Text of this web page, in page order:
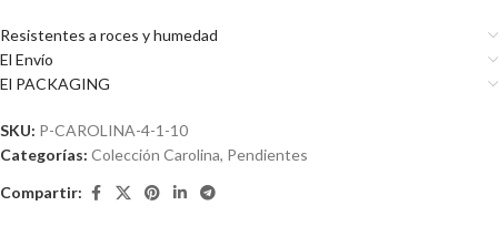
Resistentes a roces y humedad
El Envío
El PACKAGING
SKU: P-CAROLINA-4-1-10
Categorías: Colección Carolina, Pendientes
Compartir: